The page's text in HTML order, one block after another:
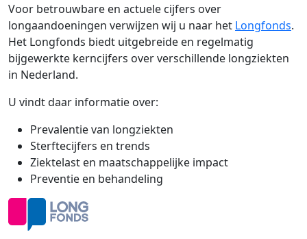
Voor betrouwbare en actuele cijfers over
longaandoeningen verwijzen wij u naar het Longfonds.
Het Longfonds biedt uitgebreide en regelmatig
bijgewerkte kerncijfers over verschillende longziekten
in Nederland.
U vindt daar informatie over:
Prevalentie van longziekten
Sterftecijfers en trends
Ziektelast en maatschappelijke impact
Preventie en behandeling